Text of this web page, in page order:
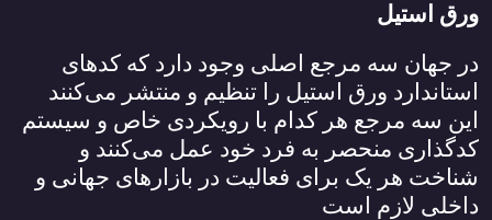
ورق استیل
در جهان سه مرجع اصلی وجود دارد که کدهای
استاندارد ورق استیل را تنظیم و منتشر می‌کنند
این سه مرجع هر کدام با رویکردی خاص و سیستم
کدگذاری منحصر به فرد خود عمل می‌کنند و
شناخت هر یک برای فعالیت در بازارهای جهانی و
داخلی لازم است